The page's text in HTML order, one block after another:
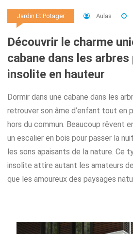
Jardin Et Potager Aulas
Découvrir le charme
cabane dans les arbres
insolite en hauteur
Dormir dans une cabane dans les
retrouver son âme d’enfant tout en
hors du commun. Beaucoup rêvent
un escalier en bois pour passer la
les sons apaisants de la nature. Ce
insolite attire autant les amateurs
que les amoureux des paysages